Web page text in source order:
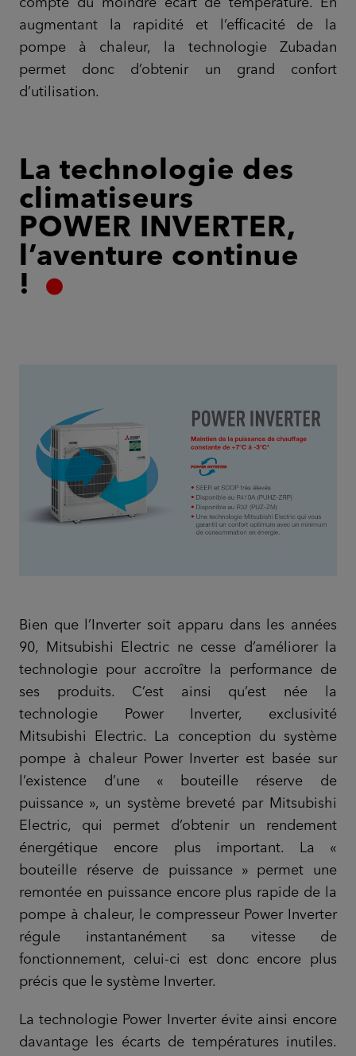
augmentant la rapidité et l’efficacité de la
pompe à chaleur, la technologie Zubadan
permet donc d’obtenir un grand confort
d’utilisation.
La technologie des
climatiseurs
POWER INVERTER,
l’aventure continue
!
Bien que l’Inverter soit apparu dans les années
90, Mitsubishi Electric ne cesse d’améliorer la
technologie pour accroître la performance de
ses produits. C’est ainsi qu’est née la
technologie Power Inverter, exclusivité
Mitsubishi Electric. La conception du système
pompe à chaleur Power Inverter est basée sur
l’existence d’une « bouteille réserve de
puissance », un système breveté par Mitsubishi
Electric, qui permet d’obtenir un rendement
énergétique encore plus important. La «
bouteille réserve de puissance » permet une
remontée en puissance encore plus rapide de la
pompe à chaleur, le compresseur Power Inverter
régule instantanément sa vitesse de
fonctionnement, celui-ci est donc encore plus
précis que le système Inverter.
La technologie Power Inverter évite ainsi encore
davantage les écarts de températures inutiles.